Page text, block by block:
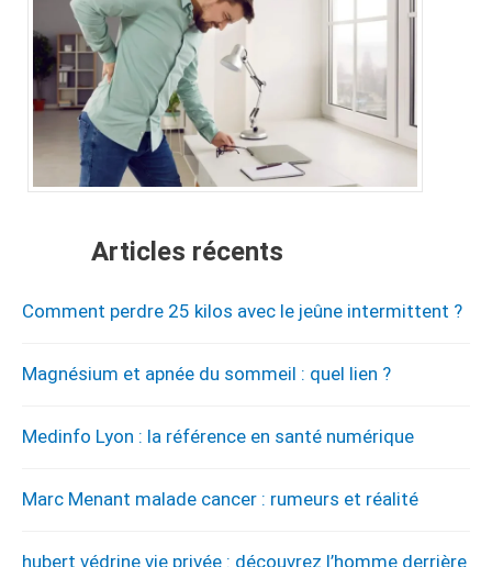
Articles récents
Comment perdre 25 kilos avec le jeûne intermittent ?
Magnésium et apnée du sommeil : quel lien ?
Medinfo Lyon : la référence en santé numérique
Marc Menant malade cancer : rumeurs et réalité
hubert védrine vie privée : découvrez l’homme derrière